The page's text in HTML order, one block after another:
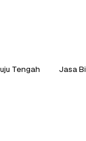
Tengah Jasa